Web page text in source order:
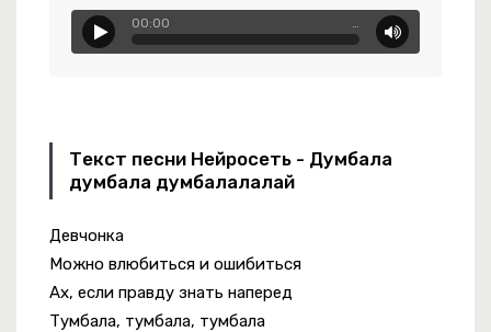
00:00 …
Текст песни Нейросеть - Думбала
думбала думбалалалай
Девчонка
Можно влюбиться и ошибиться
Ах, если правду знать наперед
Тумбала, тумбала, тумбала
От Жизни Всё